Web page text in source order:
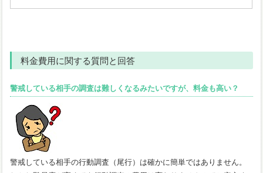
料金費用に関する質問と回答
警戒している相手の調査は難しくなるみたいですが、料金も高い？
警戒している相手の行動調査（尾行）は確かに簡単ではありません。